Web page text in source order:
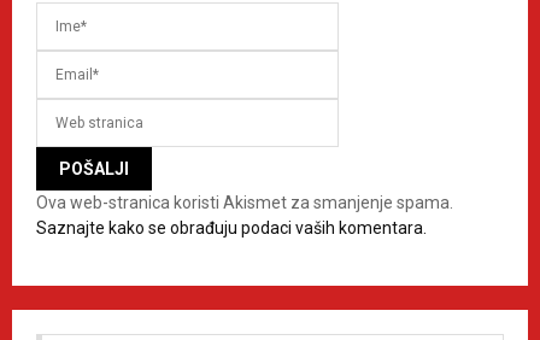
Ova web-stranica koristi Akismet za smanjenje spama.
Saznajte kako se obrađuju podaci vaših komentara.